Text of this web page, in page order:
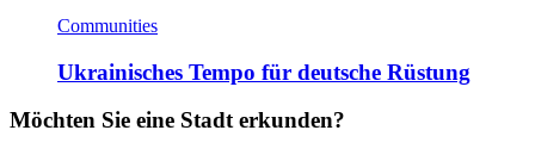
Communities
Ukrainisches Tempo für deutsche Rüstung
Möchten Sie eine Stadt erkunden?